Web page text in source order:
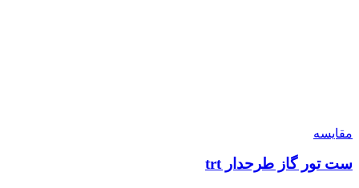
مقایسه
ست تور گاز طرحدار trt